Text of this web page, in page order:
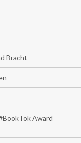
Bracht
Award